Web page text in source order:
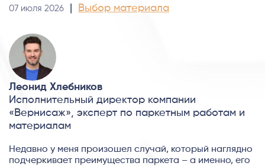
07 июля 2026 Выбор материала
Леонид Хлебников
Исполнительный директор компании
«Вернисаж», эксперт по паркетным работам и
материалам
Недавно у меня произошел случай, который наглядно
подчеркивает преимущества паркета – а именно, его